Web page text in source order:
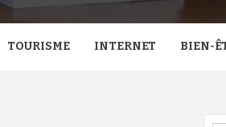
TOURISME INTERNET BIEN-